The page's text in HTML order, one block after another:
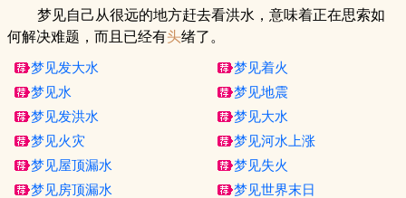
梦见自己从很远的地方赶去看洪水，意味着正在思索如
何解决难题，而且已经有头绪了。
梦见发大水
梦见着火
梦见水
梦见地震
梦见发洪水
梦见大水
梦见火灾
梦见河水上涨
梦见屋顶漏水
梦见失火
梦见房顶漏水
梦见世界末日